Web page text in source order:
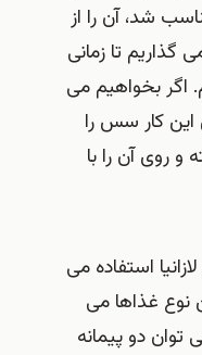
شد، آن را از
گذاریم تا زمانی
اگر بخواهیم می
این کار سس را
روی آن را با
استفاده می
نوع غذاها می
توان دو پیمانه